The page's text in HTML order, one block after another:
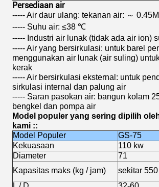
Persediaan air
----- Air daur ulang: tekanan air: ～
----- Suhu air: ≤38 ℃
----- Industri air lunak (tidak ada air ion)
----- Air yang bersirkulasi: untuk barel
menggunakan air lunak (air suling)
kerak
----- Air bersirkulasi eksternal: untuk
sirkulasi internal dan palung air
----- Saran pasokan air: bangun kolam
bengkel dan pompa air
Model populer yang sering dipilih
kami ::
Model Populer
GS-75
Kekuasaan
110 kw
Diameter
71
Kapasitas maks (kg / jam)
sekitar 550